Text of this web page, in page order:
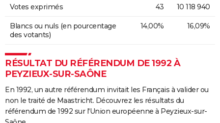
Votes exprimés 43 10 118 940
Blancs ou nuls (en pourcentage
des votants)
14,00% 16,09%
RÉSULTAT DU RÉFÉRENDUM DE 1992 À
PEYZIEUX-SUR-SAÔNE
En 1992, un autre référendum invitait les Français à valider ou
non le traité de Maastricht. Découvrez les résultats du
référendum de 1992 sur l'Union européenne à Peyzieux-sur-